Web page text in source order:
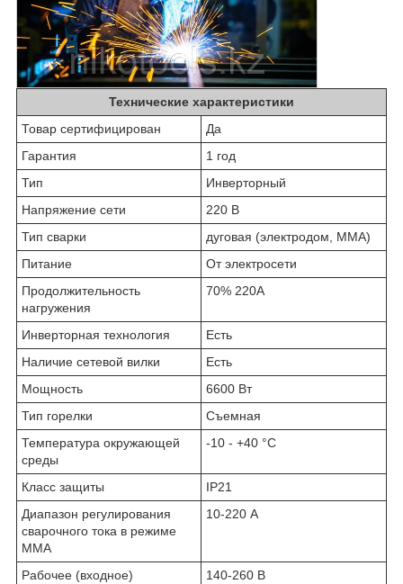
Технические характеристики
Товар сертифицирован
Да
Гарантия
1 год
Тип
Инверторный
Напряжение сети
220 В
Тип сварки
дуговая (электродом, MMA)
Питание
От электросети
Продолжительность
нагружения
70% 220А
Инверторная технология
Есть
Наличие сетевой вилки
Есть
Мощность
6600 Вт
Тип горелки
Съемная
Температура окружающей
среды
-10 - +40 °C
Класс защиты
IP21
Диапазон регулирования
сварочного тока в режиме
MMA
10-220 А
Рабочее (входное)
140-260 В